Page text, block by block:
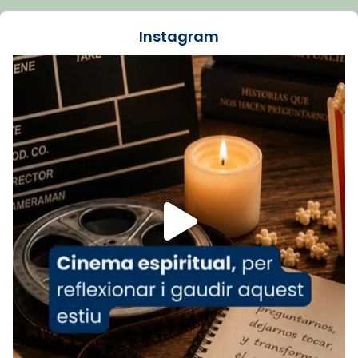
Recupera l'entrevista comp
Vatican
tican News 👇
www.vaticannews.va/es/iglesia/news/2026-
07/carmina-historia-depresion-papa-viaje-
espana-testimoni...
Foto
View on Facebook · Share
Arquebisbat de Barcelona
2 weeks ago
«Avui les santes Juliana i Semproniana ens
ajuden a alçar la mirada»
Mons. Sergi Gordo, bisbe de Tortosa, ha
Instagram